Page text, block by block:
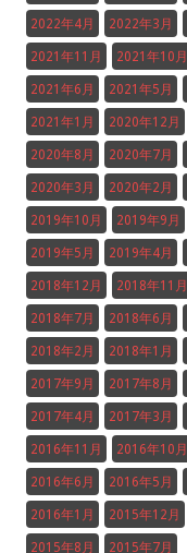
2022年4月 2022年3月
2021年11月 2021年10月
2021年6月 2021年5月
2021年1月 2020年12月
2020年8月 2020年7月
2020年3月 2020年2月
2019年10月 2019年9月
2019年5月 2019年4月
2018年12月 2018年11月
2018年7月 2018年6月
2018年2月 2018年1月
2017年9月 2017年8月
2017年4月 2017年3月
2016年11月 2016年10月
2016年6月 2016年5月
2016年1月 2015年12月
2015年8月 2015年7月